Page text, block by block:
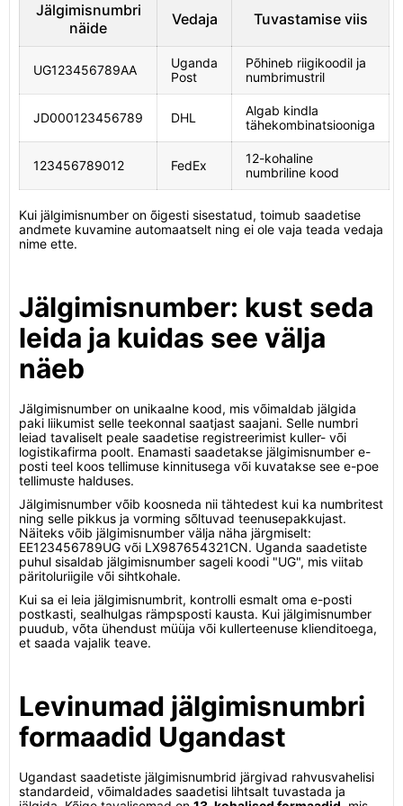
Jälgimisnumbri
näide
Vedaja Tuvastamise viis
UG123456789AA
Uganda
Post
Põhineb riigikoodil ja
numbrimustril
JD000123456789 DHL
Algab kindla
tähekombinatsiooniga
123456789012 FedEx
12-kohaline
numbriline kood
Kui jälgimisnumber on õigesti sisestatud, toimub saadetise
andmete kuvamine automaatselt ning ei ole vaja teada vedaja
nime ette.
Jälgimisnumber: kust seda
leida ja kuidas see välja
näeb
Jälgimisnumber on unikaalne kood, mis võimaldab jälgida
paki liikumist selle teekonnal saatjast saajani. Selle numbri
leiad tavaliselt peale saadetise registreerimist kuller- või
logistikafirma poolt. Enamasti saadetakse jälgimisnumber e-
posti teel koos tellimuse kinnitusega või kuvatakse see e-poe
tellimuste halduses.
Jälgimisnumber võib koosneda nii tähtedest kui ka numbritest
ning selle pikkus ja vorming sõltuvad teenusepakkujast.
Näiteks võib jälgimisnumber välja näha järgmiselt:
EE123456789UG või LX987654321CN. Uganda saadetiste
puhul sisaldab jälgimisnumber sageli koodi "UG", mis viitab
päritoluriigile või sihtkohale.
Kui sa ei leia jälgimisnumbrit, kontrolli esmalt oma e-posti
postkasti, sealhulgas rämpsposti kausta. Kui jälgimisnumber
puudub, võta ühendust müüja või kullerteenuse klienditoega,
et saada vajalik teave.
Levinumad jälgimisnumbri
formaadid Ugandast
Ugandast saadetiste jälgimisnumbrid järgivad rahvusvahelisi
standardeid, võimaldades saadetisi lihtsalt tuvastada ja